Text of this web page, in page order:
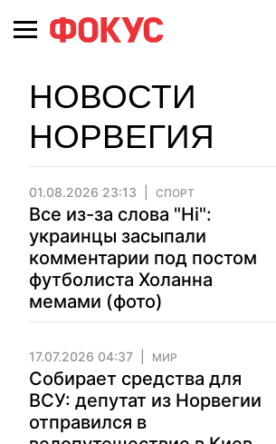
НОВОСТИ
НОРВЕГИЯ
01.08.2026 23:13 СПОРТ
Все из-за слова "Hi":
украинцы засыпали
комментарии под постом
футболиста Холанна
мемами (фото)
17.07.2026 04:37 МИР
Собирает средства для
ВСУ: депутат из Норвегии
отправился в